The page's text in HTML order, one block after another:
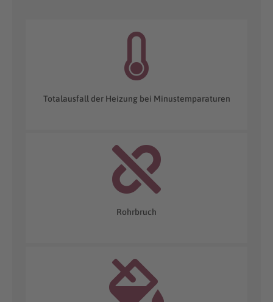
Totalausfall der Heizung bei Minustemparaturen
Rohrbruch